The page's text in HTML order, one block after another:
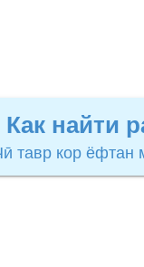
Как найти
тавр кор ёфтан